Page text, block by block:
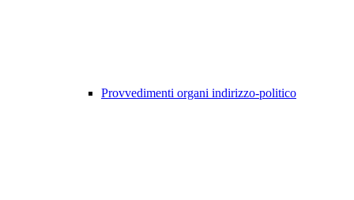
Provvedimenti organi indirizzo-politico